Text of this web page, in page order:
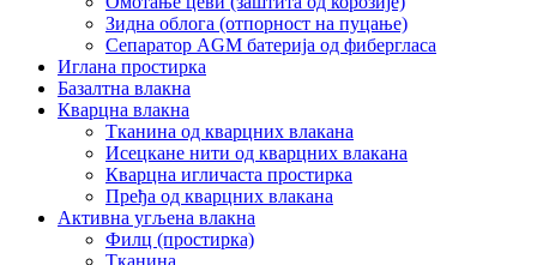
Зидна облога (отпорност на пуцање)
Сепаратор AGM батерија од фибергласа
Иглана простирка
Базалтна влакна
Кварцна влакна
Тканина од кварцних влакана
Исецкане нити од кварцних влакана
Кварцна игличаста простирка
Пређа од кварцних влакана
Активна угљена влакна
Филц (простирка)
Тканина